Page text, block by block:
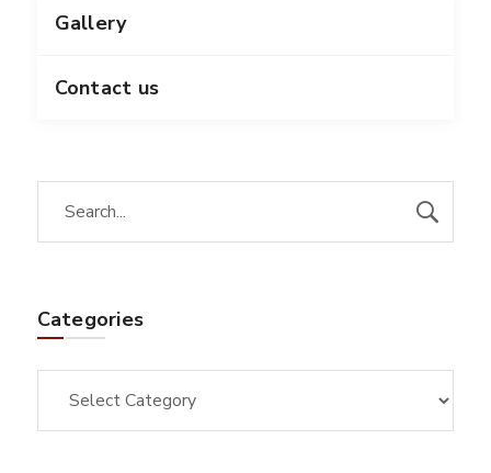
Gallery
Contact us
Categories